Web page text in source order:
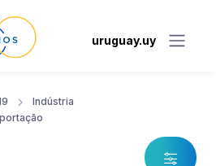
uruguay.uy
Indústria